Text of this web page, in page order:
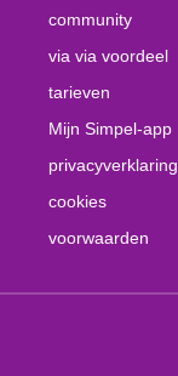
community
via via voordeel
tarieven
Mijn Simpel-app
privacyverklaring
cookies
voorwaarden